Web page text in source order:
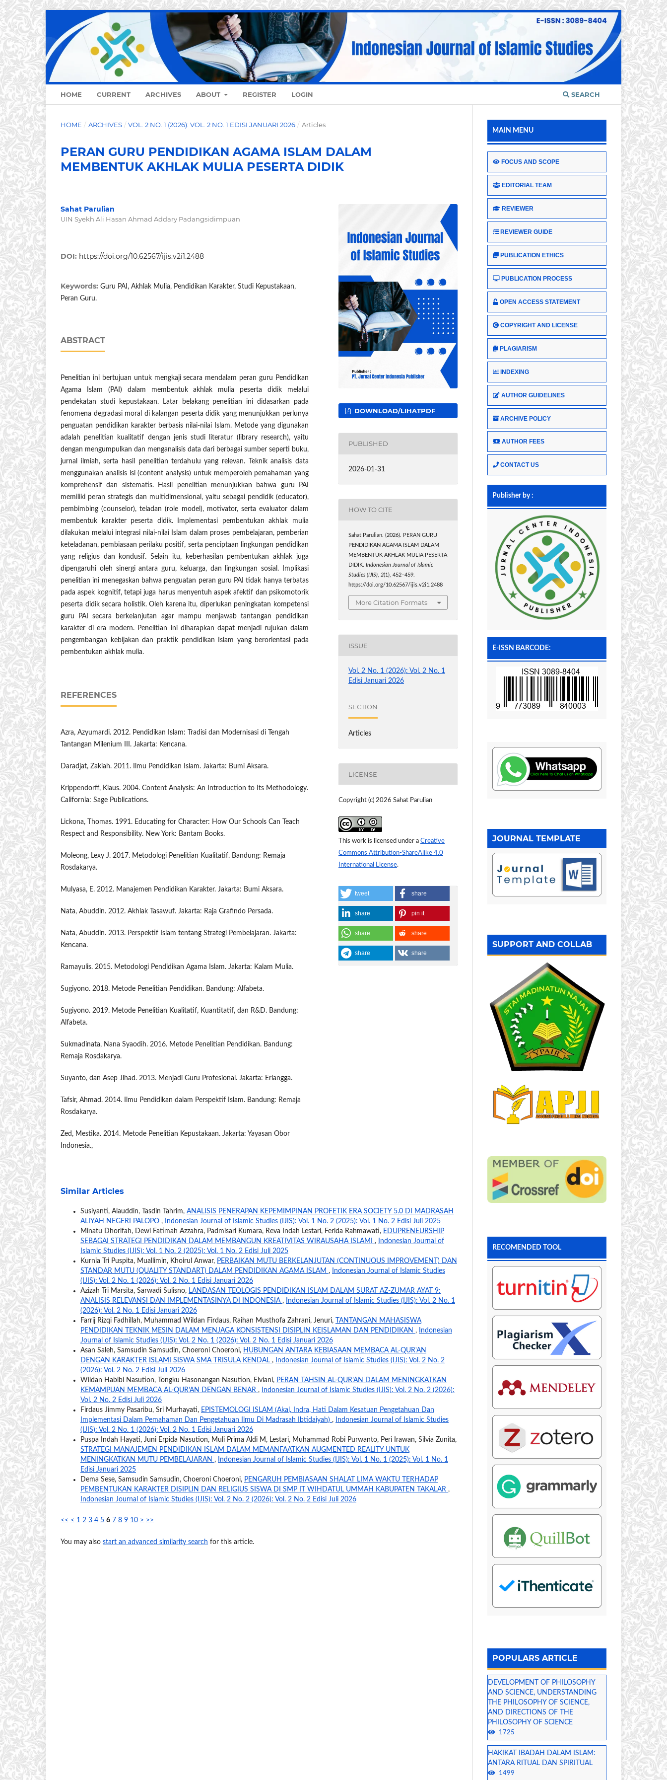
HOME CURRENT ARCHIVES ABOUT REGISTER LOGIN SEARCH
HOME / ARCHIVES / VOL. 2 NO. 1 (2026): VOL. 2 NO. 1 EDISI JANUARI 2026 / Articles
PERAN GURU PENDIDIKAN AGAMA ISLAM DALAM
MEMBENTUK AKHLAK MULIA PESERTA DIDIK
Sahat Parulian
UIN Syekh Ali Hasan Ahmad Addary Padangsidimpuan
DOI: https://doi.org/10.62567/ijis.v2i1.2488
Keywords: Guru PAI, Akhlak Mulia, Pendidikan Karakter, Studi Kepustakaan,
Peran Guru.
ABSTRACT
Penelitian ini bertujuan untuk mengkaji secara mendalam peran guru Pendidikan
Agama Islam (PAI) dalam membentuk akhlak mulia peserta didik melalui
pendekatan studi kepustakaan. Latar belakang penelitian ini didasarkan pada
fenomena degradasi moral di kalangan peserta didik yang menunjukkan perlunya
penguatan pendidikan karakter berbasis nilai-nilai Islam. Metode yang digunakan
adalah penelitian kualitatif dengan jenis studi literatur (library research), yaitu
dengan mengumpulkan dan menganalisis data dari berbagai sumber seperti buku,
jurnal ilmiah, serta hasil penelitian terdahulu yang relevan. Teknik analisis data
menggunakan analisis isi (content analysis) untuk memperoleh pemahaman yang
komprehensif dan sistematis. Hasil penelitian menunjukkan bahwa guru PAI
memiliki peran strategis dan multidimensional, yaitu sebagai pendidik (educator),
pembimbing (counselor), teladan (role model), motivator, serta evaluator dalam
membentuk karakter peserta didik. Implementasi pembentukan akhlak mulia
dilakukan melalui integrasi nilai-nilai Islam dalam proses pembelajaran, pemberian
keteladanan, pembiasaan perilaku positif, serta penciptaan lingkungan pendidikan
yang religius dan kondusif. Selain itu, keberhasilan pembentukan akhlak juga
dipengaruhi oleh sinergi antara guru, keluarga, dan lingkungan sosial. Implikasi
penelitian ini menegaskan bahwa penguatan peran guru PAI tidak hanya terbatas
pada aspek kognitif, tetapi juga harus menyentuh aspek afektif dan psikomotorik
peserta didik secara holistik. Oleh karena itu, diperlukan peningkatan kompetensi
guru PAI secara berkelanjutan agar mampu menjawab tantangan pendidikan
karakter di era modern. Penelitian ini diharapkan dapat menjadi rujukan dalam
pengembangan kebijakan dan praktik pendidikan Islam yang berorientasi pada
pembentukan akhlak mulia.
REFERENCES
Azra, Azyumardi. 2012. Pendidikan Islam: Tradisi dan Modernisasi di Tengah
Tantangan Milenium III. Jakarta: Kencana.
Daradjat, Zakiah. 2011. Ilmu Pendidikan Islam. Jakarta: Bumi Aksara.
Krippendorff, Klaus. 2004. Content Analysis: An Introduction to Its Methodology.
California: Sage Publications.
Lickona, Thomas. 1991. Educating for Character: How Our Schools Can Teach
Respect and Responsibility. New York: Bantam Books.
Moleong, Lexy J. 2017. Metodologi Penelitian Kualitatif. Bandung: Remaja
Rosdakarya.
Mulyasa, E. 2012. Manajemen Pendidikan Karakter. Jakarta: Bumi Aksara.
Nata, Abuddin. 2012. Akhlak Tasawuf. Jakarta: Raja Grafindo Persada.
Nata, Abuddin. 2013. Perspektif Islam tentang Strategi Pembelajaran. Jakarta:
Kencana.
Ramayulis. 2015. Metodologi Pendidikan Agama Islam. Jakarta: Kalam Mulia.
Sugiyono. 2018. Metode Penelitian Pendidikan. Bandung: Alfabeta.
Sugiyono. 2019. Metode Penelitian Kualitatif, Kuantitatif, dan R&D. Bandung:
Alfabeta.
Sukmadinata, Nana Syaodih. 2016. Metode Penelitian Pendidikan. Bandung:
Remaja Rosdakarya.
Suyanto, dan Asep Jihad. 2013. Menjadi Guru Profesional. Jakarta: Erlangga.
Tafsir, Ahmad. 2014. Ilmu Pendidikan dalam Perspektif Islam. Bandung: Remaja
Rosdakarya.
Zed, Mestika. 2014. Metode Penelitian Kepustakaan. Jakarta: Yayasan Obor
Indonesia.,
DOWNLOAD/LIHATPDF
PUBLISHED
2026-01-31
HOW TO CITE
Sahat Parulian. (2026). PERAN GURU
PENDIDIKAN AGAMA ISLAM DALAM
MEMBENTUK AKHLAK MULIA PESERTA
DIDIK.Indonesian Journal of Islamic
Studies (IJIS)
2(1), 452–459.
https://doi.org/10.62567/ijis.v2i1.2488
More Citation Formats
ISSUE
Vol. 2 No. 1 (2026): Vol. 2 No. 1
Edisi Januari 2026
SECTION
Articles
LICENSE
Copyright (c) 2026 Sahat Parulian
This work is licensed under a Creative
Commons Attribution-ShareAlike 4.0
International License.
tweet share
share pin it
share share
share share
Similar Articles
Susiyanti, Alauddin, Tasdin Tahrim, ANALISIS PENERAPAN KEPEMIMPINAN PROFETIK ERA SOCIETY 5.0 DI MADRASAH
ALIYAH NEGERI PALOPO ,
Indonesian Journal of Islamic Studies (IJIS): Vol. 1 No. 2 (2025): Vol. 1 No. 2 Edisi Juli 2025
Minatu Dhorifah, Dewi Fatimah Azzahra, Padmisari Kumara, Reva Indah Lestari, Ferida Rahmawati, EDUPRENEURSHIP
SEBAGAI STRATEGI PENDIDIKAN DALAM MEMBANGUN KREATIVITAS WIRAUSAHA ISLAMI ,
Indonesian Journal of
Islamic Studies (IJIS): Vol. 1 No. 2 (2025): Vol. 1 No. 2 Edisi Juli 2025
Kurnia Tri Puspita, Muallimin, Khoirul Anwar, PERBAIKAN MUTU BERKELANJUTAN (CONTINUOUS IMPROVEMENT) DAN
STANDAR MUTU (QUALITY STANDART) DALAM PENDIDIKAN AGAMA ISLAM ,
Indonesian Journal of Islamic Studies
(IJIS): Vol. 2 No. 1 (2026): Vol. 2 No. 1 Edisi Januari 2026
Azizah Tri Marsita, Sarwadi Sulisno, LANDASAN TEOLOGIS PENDIDIKAN ISLAM DALAM SURAT AZ-ZUMAR AYAT 9:
ANALISIS RELEVANSI DAN IMPLEMENTASINYA DI INDONESIA ,
Indonesian Journal of Islamic Studies (IJIS): Vol. 2 No. 1
(2026): Vol. 2 No. 1 Edisi Januari 2026
Farrij Rizqi Fadhillah, Muhammad Wildan Firdaus, Raihan Musthofa Zahrani, Jenuri,
TANTANGAN MAHASISWA
PENDIDIKAN TEKNIK MESIN DALAM MENJAGA KONSISTENSI DISIPLIN KEISLAMAN DAN PENDIDIKAN ,
Indonesian
Journal of Islamic Studies (IJIS): Vol. 2 No. 1 (2026): Vol. 2 No. 1 Edisi Januari 2026
Asan Saleh, Samsudin Samsudin, Choeroni Choeroni, HUBUNGAN ANTARA KEBIASAAN MEMBACA AL-QUR'AN
DENGAN KARAKTER ISLAMI SISWA SMA TRISULA KENDAL ,
Indonesian Journal of Islamic Studies (IJIS): Vol. 2 No. 2
(2026): Vol. 2 No. 2 Edisi Juli 2026
Wildan Habibi Nasution, Tongku Hasonangan Nasution, Elviani, PERAN TAHSIN AL-QUR’AN DALAM MENINGKATKAN
KEMAMPUAN MEMBACA AL-QUR’AN DENGAN BENAR ,
Indonesian Journal of Islamic Studies (IJIS): Vol. 2 No. 2 (2026):
Vol. 2 No. 2 Edisi Juli 2026
Firdaus Jimmy Pasaribu, Sri Murhayati, EPISTEMOLOGI ISLAM (Akal, Indra, Hati Dalam Kesatuan Pengetahuan Dan
Implementasi Dalam Pemahaman Dan Pengetahuan Ilmu Di Madrasah Ibtidaiyah) ,
Indonesian Journal of Islamic Studies
(IJIS): Vol. 2 No. 1 (2026): Vol. 2 No. 1 Edisi Januari 2026
Puspa Indah Hayati, Juni Erpida Nasution, Muli Prima Aldi M, Lestari, Muhammad Robi Purwanto, Peri Irawan, Silvia Zunita,
STRATEGI MANAJEMEN PENDIDIKAN ISLAM DALAM MEMANFAATKAN AUGMENTED REALITY UNTUK
MENINGKATKAN MUTU PEMBELAJARAN ,
Indonesian Journal of Islamic Studies (IJIS): Vol. 1 No. 1 (2025): Vol. 1 No. 1
Edisi Januari 2025
Dema Sese, Samsudin Samsudin, Choeroni Choeroni, PENGARUH PEMBIASAAN SHALAT LIMA WAKTU TERHADAP
PEMBENTUKAN KARAKTER DISIPLIN DAN RELIGIUS SISWA DI SMP IT WIHDATUL UMMAH KABUPATEN TAKALAR ,
Indonesian Journal of Islamic Studies (IJIS): Vol. 2 No. 2 (2026): Vol. 2 No. 2 Edisi Juli 2026
<< < 1 2 3 4 5 6 7 8 9 10 > >>
You may also start an advanced similarity search for this article.
MAIN MENU
FOCUS AND SCOPE
EDITORIAL TEAM
REVIEWER
REVIEWER GUIDE
PUBLICATION ETHICS
PUBLICATION PROCESS
OPEN ACCESS STATEMENT
COPYRIGHT AND LICENSE
PLAGIARISM
INDEXING
AUTHOR GUIDELINES
ARCHIVE POLICY
AUTHOR FEES
CONTACT US
Publisher by :
E-ISSN BARCODE:
JOURNAL TEMPLATE
SUPPORT AND COLLAB
RECOMENDED TOOL
POPULARS ARTICLE
DEVELOPMENT OF PHILOSOPHY
AND SCIENCE, UNDERSTANDING
THE PHILOSOPHY OF SCIENCE,
AND DIRECTIONS OF THE
PHILOSOPHY OF SCIENCE
1725
HAKIKAT IBADAH DALAM ISLAM:
ANTARA RITUAL DAN SPIRITUAL
1499